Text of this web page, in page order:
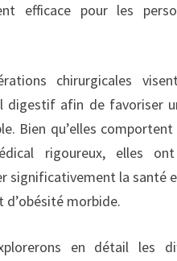
efficace pour les
chirurgicales
digestif afin de favoriser
Bien qu’elles
rigoureux, elles
significativement la santé
d’obésité morbide.
en détail les